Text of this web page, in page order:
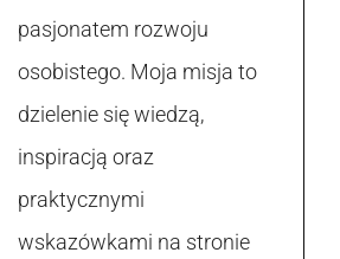
pasjonatem rozwoju
osobistego. Moja misja to
dzielenie się wiedzą,
inspiracją oraz
praktycznymi
wskazówkami na stronie